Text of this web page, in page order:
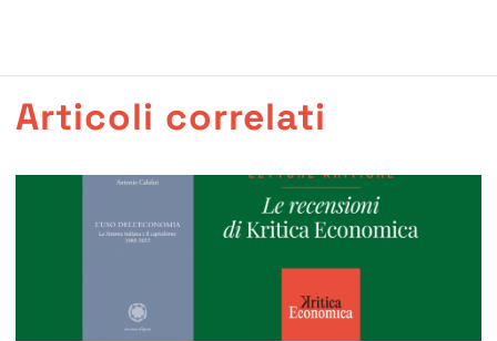
Articoli correlati